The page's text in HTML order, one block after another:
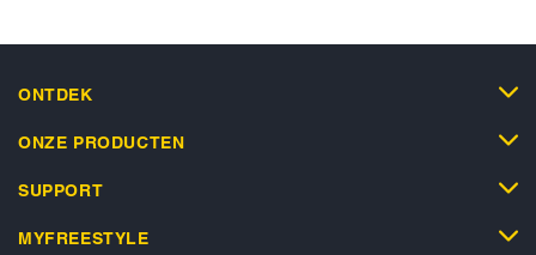
ONTDEK
ONZE PRODUCTEN
SUPPORT
MYFREESTYLE